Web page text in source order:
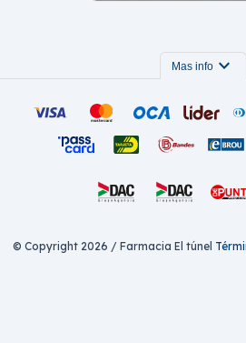
Mas info expand_more
© Copyright 2026 / Farmacia El túnel